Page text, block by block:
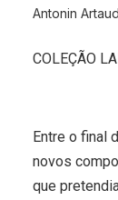
Antonin Artaud
COLEÇÃO
Entre o final
novos
que